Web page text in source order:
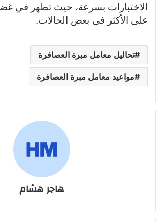
على الأكثر في بعض الحالات.
تحاليل معامل مبرة العصافرة
مواعيد معامل مبرة العصافرة
هاجر هشام